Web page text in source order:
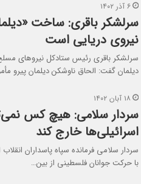
۶ آذر ۱۴۰۲
سرلشکر باقری: ساخت
نیروی دریایی است
سرلشکر باقری رئیس ستادکل نیروهای
دیلمان گفت: الحاق ناوشکن دیلمان پیرو
۱۸ آبان ۱۴۰۲
سردار سلامی: هیچ کس
اسرائیلی‌ها خارج کند
سردار سلامی فرمانده سپاه پاسداران
با حرکت جوانان فلسطینی از بین…